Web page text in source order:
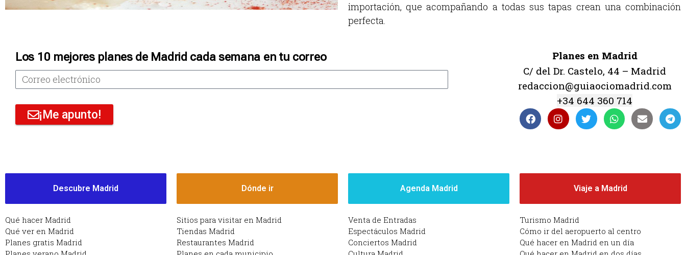
importación, que acompañando a todas sus tapas crean una combinación
perfecta.
Los 10 mejores planes de Madrid cada semana en tu correo
¡Me apunto!
Planes en Madrid
C/ del Dr. Castelo, 44 – Madrid
redaccion@guiaociomadrid.com
+34 644 360 714
Descubre Madrid
Qué hacer Madrid
Qué ver en Madrid
Planes gratis Madrid
Dónde ir
Sitios para visitar en Madrid
Tiendas Madrid
Restaurantes Madrid
Agenda Madrid
Venta de Entradas
Espectáculos Madrid
Conciertos Madrid
Viaje a Madrid
Turismo Madrid
Cómo ir del aeropuerto al centro
Qué hacer en Madrid en un día